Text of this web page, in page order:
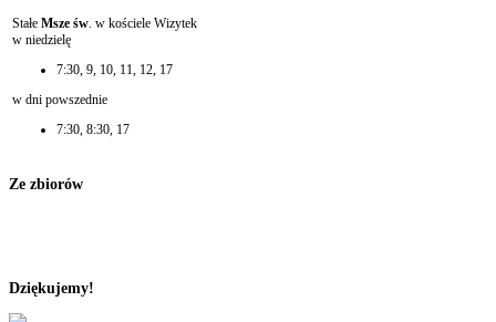
Stałe Msze św. w kościele Wizytek
w niedzielę
7:30, 9, 10, 11, 12, 17
w dni powszednie
7:30, 8:30, 17
Ze zbiorów
Dziękujemy!